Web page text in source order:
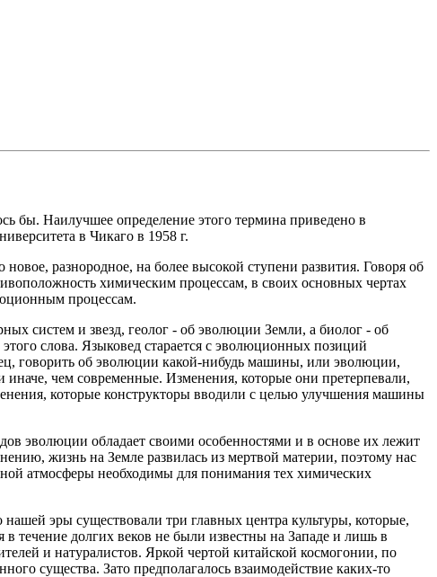
бы. Наилучшее определение этого термина приведено в
в Чикаго в 1958 г.
разнородное, на более высокой ступени развития. Говоря об
химическим процессам, в своих основных чертах
процессам.
систем и звезд, геолог - об эволюции Земли, а биолог - об
слова. Языковед старается с эволюционных позиций
говорить об эволюции какой-нибудь машины, или эволюции,
чем современные. Изменения, которые они претерпевали,
которые конструкторы вводили с целью улучшения машины
эволюции обладает своими особенностями и в основе их лежит
жизнь на Земле развилась из мертвой материи, поэтому нас
атмосферы необходимы для понимания тех химических
эры существовали три главных центра культуры, которые,
течение долгих веков не были известны на Западе и лишь в
и натуралистов. Яркой чертой китайской космогонии, по
существа. Зато предполагалось взаимодействие каких-то